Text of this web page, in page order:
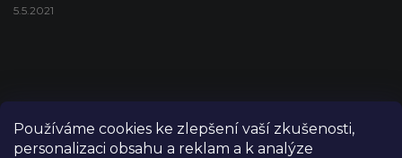
Používáme cookies ke zlepšení vaší zkušenosti,
personalizaci obsahu a reklam a k analýze
5.5.2021